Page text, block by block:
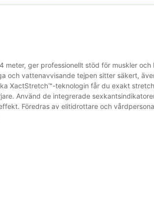
meter, ger professionellt stöd för muskler och
och vattenavvisande tejpen sitter säkert,
XactStretch™-teknologin får du exakt
Använd de integrerade
Föredras av elitidrottare och